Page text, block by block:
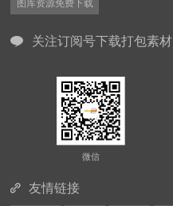
图库资源免费下载
关注订阅号下载打包素材
微信
友情链接